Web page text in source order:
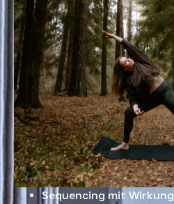
Sequencing mit Wirkung